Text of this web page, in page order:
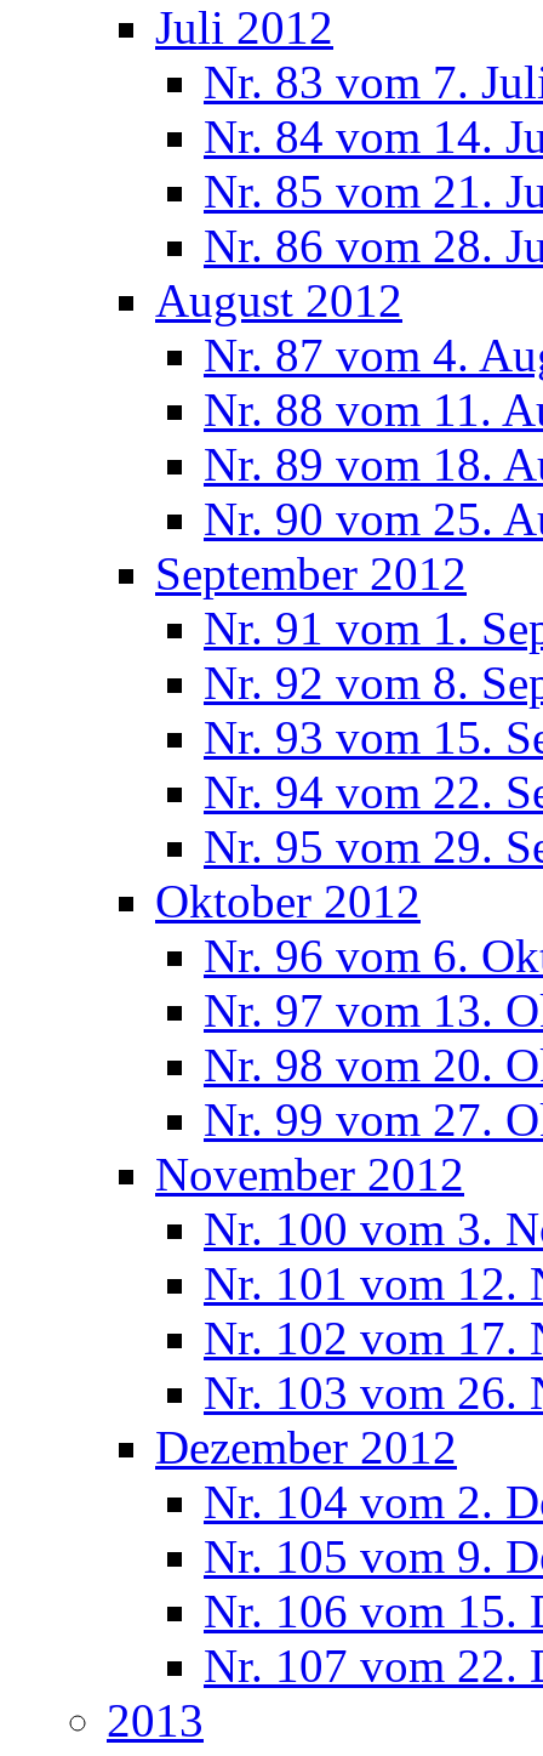
Juli 2012
Nr. 83 vom 7.
Nr. 84 vom 14.
Nr. 85 vom 21.
Nr. 86 vom 28.
August 2012
Nr. 87 vom 4.
Nr. 88 vom 11.
Nr. 89 vom 18.
Nr. 90 vom 25.
September 2012
Nr. 91 vom 1.
Nr. 92 vom 8.
Nr. 93 vom 15.
Nr. 94 vom 22.
Nr. 95 vom 29.
Oktober 2012
Nr. 96 vom 6.
Nr. 97 vom 13.
Nr. 98 vom 20.
Nr. 99 vom 27.
November 2012
Nr. 100 vom 3.
Nr. 101 vom 12.
Nr. 102 vom 17.
Nr. 103 vom 26.
Dezember 2012
Nr. 104 vom 2.
Nr. 105 vom 9.
Nr. 106 vom 15.
Nr. 107 vom 22.
2013